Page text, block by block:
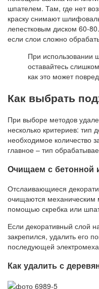
шпателем. Там, где нет
краску снимают
лепестковым диском 60-
если слои сложно
При
оставайтесь
как это может
Как выбрать
При выборе методов
несколько критериев: тип
необходимое количество
главное – тип
Очищаем с бетонной
Отслаивающиеся
очищаются
помощью скребка или
Если декоративный слой
закрепился, удалить его
последующей
Как удалить с